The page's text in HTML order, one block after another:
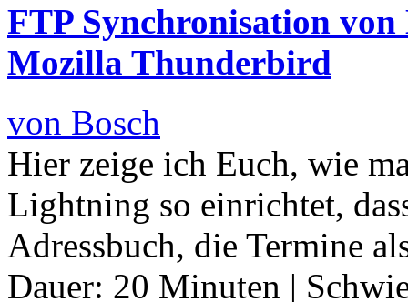
FTP Synchronisation
Mozilla Thunderbird
von Bosch
Hier zeige ich Euch, wie
Lightning so einrichtet,
Adressbuch, die Termine
Dauer: 20 Minuten |